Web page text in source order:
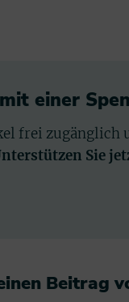
einer
frei zugänglich
Sie
Beitrag